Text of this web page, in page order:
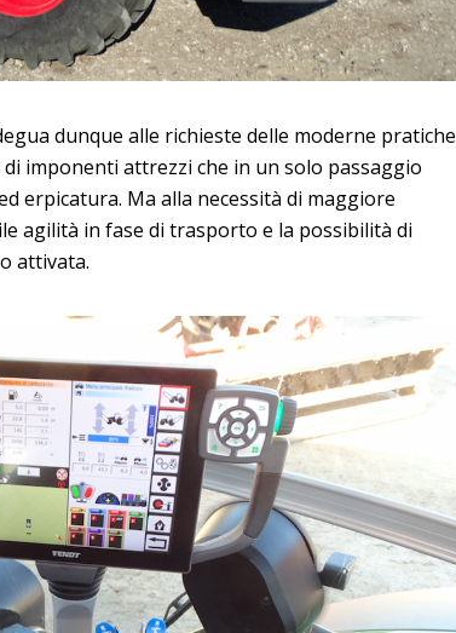
dunque alle richieste delle moderne pratiche
imponenti attrezzi che in un solo passaggio
erpicatura. Ma alla necessità di maggiore
agilità in fase di trasporto e la possibilità di
attivata.